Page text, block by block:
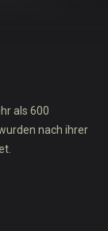
als 600
nach ihrer